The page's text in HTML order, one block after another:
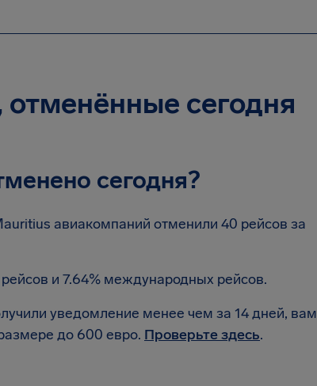
сегодня
сегодня?
авиакомпаний отменили 40 рейсов за
и 7.64% международных рейсов.
уведомление менее чем за 14 дней, вам
до 600 евро. Проверьте здесь.